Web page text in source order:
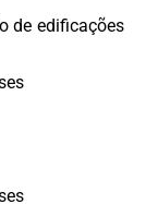
de edificações